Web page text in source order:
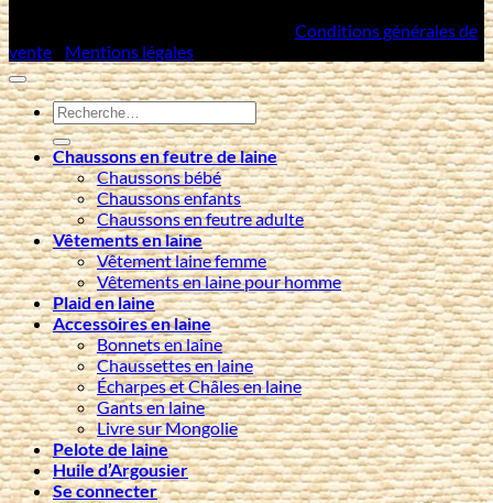
Conditions générales de
vente
Mentions légales
Recherche
pour :
Chaussons en feutre de laine
Chaussons bébé
Chaussons enfants
Chaussons en feutre adulte
Vêtements en laine
Vêtement laine femme
Vêtements en laine pour homme
Plaid en laine
Accessoires en laine
Bonnets en laine
Chaussettes en laine
Écharpes et Châles en laine
Gants en laine
Livre sur Mongolie
Pelote de laine
Huile d’Argousier
Se connecter